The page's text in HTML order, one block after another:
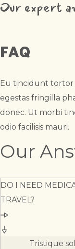
Our expert
FAQ
Eu tincidunt tortor
egestas fringilla
donec. Ut morbi
odio facilisis mauri.
Our
DO I NEED
TRAVEL?
Tristique